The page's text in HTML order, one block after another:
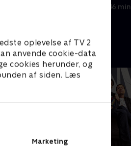
oplevelse af TV 2
anvende cookie-data
cookies herunder, og
af siden. Læs
Marketing
11. oktober 2025 • 46 min